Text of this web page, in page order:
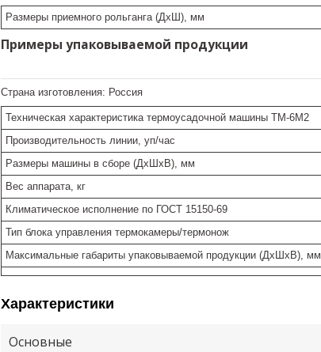
Размеры приемного рольганга (ДхШ), мм
Примеры упаковываемой продукции
Страна изготовления: Россия
Техническая характеристика термоусадочной машины ТМ-6М2
Производительность линии, уп/час
Размеры машины в сборе (ДхШхВ), мм
Вес аппарата, кг
Климатическое исполнение по ГОСТ 15150-69
Тип блока управления термокамеры/термонож
Максимальные габариты упаковываемой продукции (ДхШхВ), мм
Характеристики
Основные